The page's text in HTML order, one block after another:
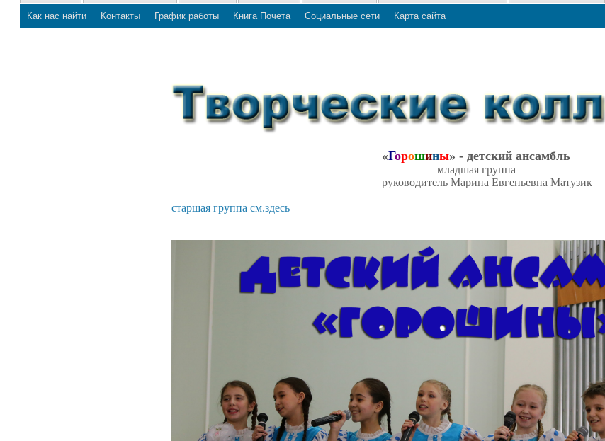
Как нас найти Контакты График работы Книга Почета Социальные сети Карта сайта
«Горошины» - детский ансамбль
младшаягруппа
руководитель Марина Евгеньевна Матузик
старшая группа см.здесь